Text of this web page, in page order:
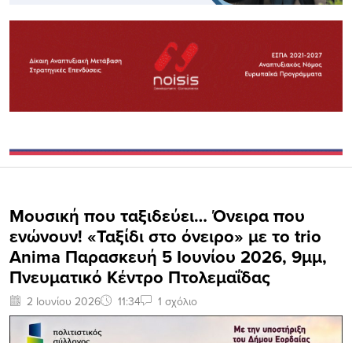
Μουσική που ταξιδεύει… Όνειρα που
ενώνουν! «Ταξίδι στο όνειρο» με το trio
Anima Παρασκευή 5 Ιουνίου 2026, 9μμ,
Πνευματικό Κέντρο Πτολεμαΐδας
2 Ιουνίου 2026 11:34 1 σχόλιο